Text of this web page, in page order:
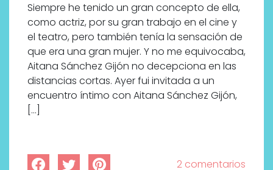
Siempre he tenido un gran concepto de ella,
como actriz, por su gran trabajo en el cine y
el teatro, pero también tenía la sensación de
que era una gran mujer. Y no me equivocaba,
Aitana Sánchez Gijón no decepciona en las
distancias cortas. Ayer fui invitada a un
encuentro íntimo con Aitana Sánchez Gijón,
[…]
2 comentarios